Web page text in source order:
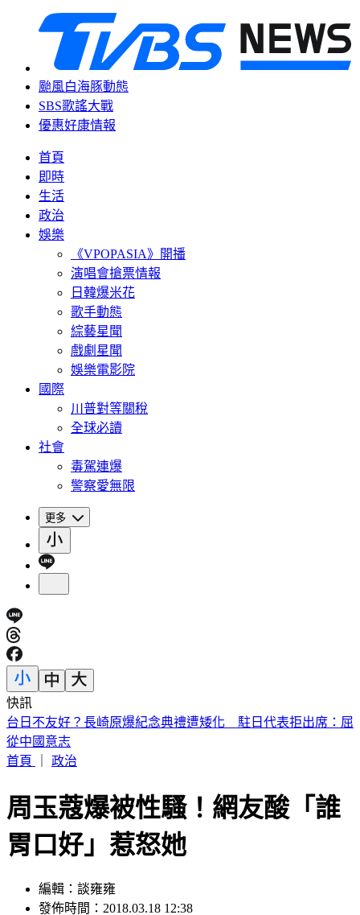
颱風白海豚動態
SBS歌謠大戰
優惠好康情報
首頁
即時
生活
政治
娛樂
《VPOPASIA》開播
演唱會搶票情報
日韓爆米花
歌手動態
綜藝星聞
戲劇星聞
娛樂電影院
國際
川普對等關稅
全球必讀
社會
毒駕連爆
警察愛無限
更多
快訊
白海豚颱風玩水中！氣象粉專曝：「這時間」後北部雨勢漸小
首頁｜ 政治
周玉蔻爆被性騷！網友酸「誰
胃口好」惹怒她
發佈時間：2018.03.18 12:38
最後更新時間：2018.03.18 22:35